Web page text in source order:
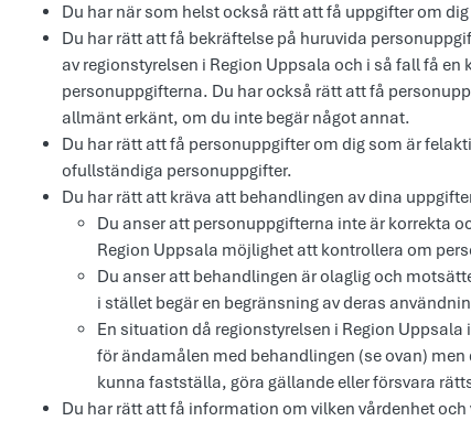
Du har när som helst också rätt att få uppgifter om
Du har rätt att få bekräftelse på huruvida
av regionstyrelsen i Region Uppsala och i så fall få
personuppgifterna. Du har också rätt att få
allmänt erkänt, om du inte begär något annat.
Du har rätt att få personuppgifter om dig som är
ofullständiga personuppgifter.
Du har rätt att kräva att behandlingen av dina
Du anser att personuppgifterna inte är korrekta
Region Uppsala möjlighet att kontrollera om
Du anser att behandlingen är olaglig och
i stället begär en begränsning av deras
En situation då regionstyrelsen i Region
för ändamålen med behandlingen (se ovan)
kunna fastställa, göra gällande eller försvara
Du har rätt att få information om vilken vårdenhet